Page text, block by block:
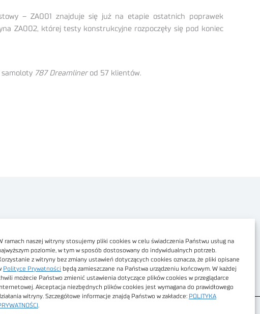
ramach naszej witryny stosujemy pliki cookies w celu świadczenia Państwu usług na
poziomie, w tym w sposób dostosowany do indywidualnych potrzeb.
z witryny bez zmiany ustawień dotyczących cookies oznacza, że pliki opisane
Polityce Prywatności będą zamieszczane na Państwa urządzeniu końcowym. W każdej
możecie Państwo zmienić ustawienia dotyczące plików cookies w przeglądarce
Akceptacja niezbędnych plików cookies jest wymagana do prawidłowego
witryny. Szczegółowe informacje znajdą Państwo w zakładce: POLITYKA
– ZA001 znajduje się już na etapie ostatnich poprawek
ZA002, której testy konstrukcyjne rozpoczęły się pod koniec
samoloty 787 Dreamlinerod 57 klientów.
Dostępność cyfrowa
Regulamin Portalu
Regulamin sklepu